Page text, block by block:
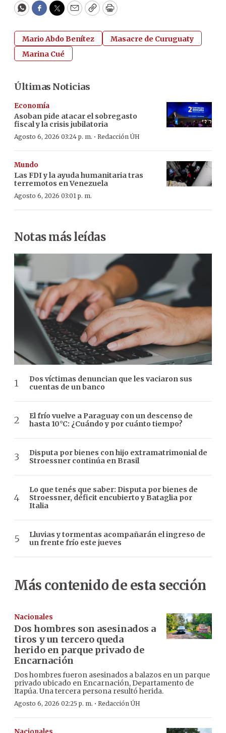
WhatsApp
Facebook
Twitter
EmailCopyPrint
Mario Abdo Benítez
Masacre de Curuguaty
Marina Cué
Últimas Noticias
Economía
Asoban pide atacar el sobregasto
fiscal y la crisis jubilatoria
Agosto 6, 2026 03:24 p. m. · Redacción ÚH
Mundo
Las FDI y la ayuda humanitaria tras
terremotos en Venezuela
Agosto 6, 2026 03:01 p. m.
Notas más leídas
Dos víctimas denuncian que les vaciaron sus
cuentas de un banco
El frío vuelve a Paraguay con un descenso de
hasta 10°C: ¿Cuándo y por cuánto tiempo?
Disputa por bienes con hijo extramatrimonial de
Stroessner continúa en Brasil
Lo que tenés que saber: Disputa por bienes de
Stroessner, déficit encubierto y Bataglia por
Italia
Lluvias y tormentas acompañarán el ingreso de
un frente frío este jueves
Más contenido de esta sección
Nacionales
Dos hombres son asesinados a
tiros y un tercero queda
herido en parque privado de
Encarnación
Dos hombres fueron asesinados a balazos en un parque
privado ubicado en Encarnación, Departamento de
Itapúa. Una tercera persona resultó herida.
Agosto 6, 2026 02:25 p. m. · Redacción ÚH